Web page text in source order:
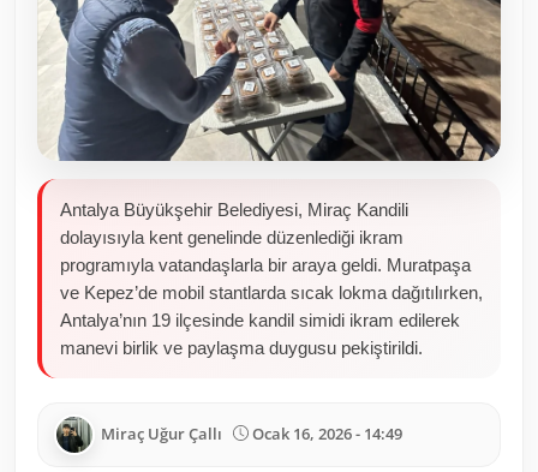
Antalya Büyükşehir Belediyesi, Miraç Kandili
dolayısıyla kent genelinde düzenlediği ikram
programıyla vatandaşlarla bir araya geldi. Muratpaşa
ve Kepez’de mobil stantlarda sıcak lokma dağıtılırken,
Antalya’nın 19 ilçesinde kandil simidi ikram edilerek
manevi birlik ve paylaşma duygusu pekiştirildi.
Miraç Uğur Çallı Ocak 16, 2026 - 14:49